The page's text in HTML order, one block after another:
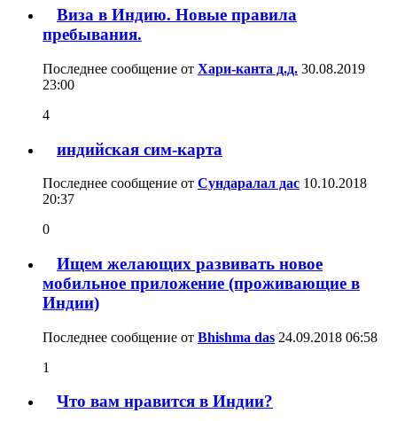
Виза в Индию. Новые правила
пребывания.
Последнее сообщение от Хари-канта д.д. 30.08.2019
23:00
4
индийская сим-карта
Последнее сообщение от Сундаралал дас 10.10.2018
20:37
0
Ищем желающих развивать новое
мобильное приложение (проживающие в
Индии)
Последнее сообщение от Bhishma das 24.09.2018 06:58
1
Что вам нравится в Индии?